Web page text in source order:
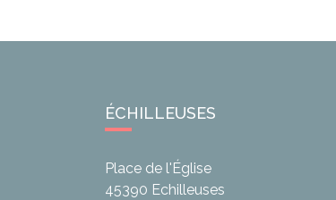
ÉCHILLEUSES
Place de l'Église
45390 Echilleuses